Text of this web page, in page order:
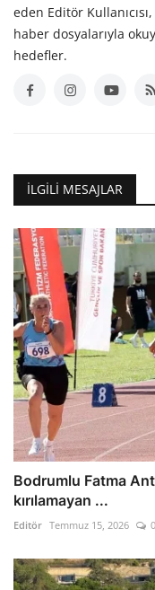
eden Editör
haber dosyalarıyla
hedefler.
İLGILI MESAJLAR
Bodrumlu Fatma
kırılamayan ...
Editör Temmuz 15, 2026 0